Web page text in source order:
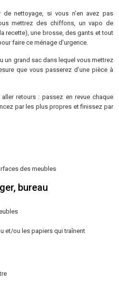
nettoyage, si vous n’en avez pas
mettrez des chiffons, un vapo de
recette), une brosse, des gants et tout
faire ce ménage d’urgence.
un grand sac dans lequel vous mettrez
que vous passerez d’une pièce à
retours : passez en revue chaque
par les plus propres et finissez par
des meubles
bureau
et/ou les papiers qui traînent